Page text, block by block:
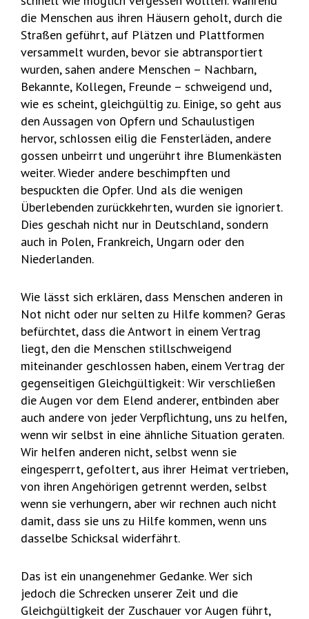
die Menschen aus ihren Häusern geholt, durch die
Straßen geführt, auf Plätzen und Plattformen
versammelt wurden, bevor sie abtransportiert
wurden, sahen andere Menschen – Nachbarn,
Bekannte, Kollegen, Freunde – schweigend und,
wie es scheint, gleichgültig zu. Einige, so geht aus
den Aussagen von Opfern und Schaulustigen
hervor, schlossen eilig die Fensterläden, andere
gossen unbeirrt und ungerührt ihre Blumenkästen
weiter. Wieder andere beschimpften und
bespuckten die Opfer. Und als die wenigen
Überlebenden zurückkehrten, wurden sie ignoriert.
Dies geschah nicht nur in Deutschland, sondern
auch in Polen, Frankreich, Ungarn oder den
Niederlanden.
Wie lässt sich erklären, dass Menschen anderen in
Not nicht oder nur selten zu Hilfe kommen? Geras
befürchtet, dass die Antwort in einem Vertrag
liegt, den die Menschen stillschweigend
miteinander geschlossen haben, einem Vertrag der
gegenseitigen Gleichgültigkeit: Wir verschließen
die Augen vor dem Elend anderer, entbinden aber
auch andere von jeder Verpflichtung, uns zu helfen,
wenn wir selbst in eine ähnliche Situation geraten.
Wir helfen anderen nicht, selbst wenn sie
eingesperrt, gefoltert, aus ihrer Heimat vertrieben,
von ihren Angehörigen getrennt werden, selbst
wenn sie verhungern, aber wir rechnen auch nicht
damit, dass sie uns zu Hilfe kommen, wenn uns
dasselbe Schicksal widerfährt.
Das ist ein unangenehmer Gedanke. Wer sich
jedoch die Schrecken unserer Zeit und die
Gleichgültigkeit der Zuschauer vor Augen führt,